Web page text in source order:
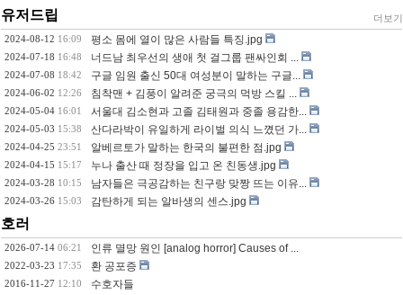
유저드립
2024-08-12 16:09 평소 몸에 열이 많은 사람들 특징.jpg
2024-07-18 16:48 너드남 최우선의 생애 첫 걸그룹 팬싸인회 ...
2024-07-08 18:42 구글 임원 출신 50대 여성분이 말하는 구글...
2024-06-02 12:26 침착맨 + 김풍이 알려준 궁극의 먹방 스킬 ...
2024-05-04 16:01 서울대 김소현과 고졸 김태원과 중졸 용감한...
2024-05-03 15:38 산다라박이 유일하게 라이벌 의식 느꼈던 가...
2024-04-25 23:51 알베르토가 말하는 한국의 불편한 점.jpg
2024-04-15 15:17 누나 출산 때 정장을 입고 온 친동생.jpg
2024-03-28 10:15 남자들은 극공감하는 친구랑 맞짱 뜨는 이유...
2024-03-26 15:03 감탄하게 되는 알바생의 센스.jpg
더보기
호러
2026-07-14 06:21 인류 멸망 원인 [analog horror] Causes of ...
2022-03-23 17:35 환 공포증
2016-11-27 12:10 수호자들